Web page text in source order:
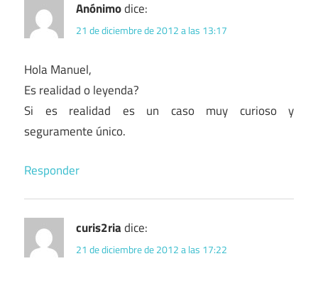
Anónimodice:
21 de diciembre de 2012 a las 13:17
Hola Manuel,
Es realidad o leyenda?
Si es realidad es un caso muy curioso y
seguramente único.
Responder
curis2riadice:
21 de diciembre de 2012 a las 17:22